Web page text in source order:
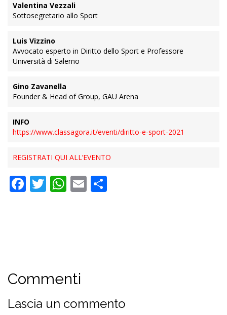
Valentina Vezzali
Sottosegretario allo Sport
Luis Vizzino
Avvocato esperto in Diritto dello Sport e Professore
Università di Salerno
Gino Zavanella
Founder & Head of Group, GAU Arena
INFO
https://www.classagora.it/eventi/diritto-e-sport-2021
REGISTRATI QUI ALL’EVENTO
Facebook
Twitter
WhatsApp
Email
Commenti
Lascia un commento